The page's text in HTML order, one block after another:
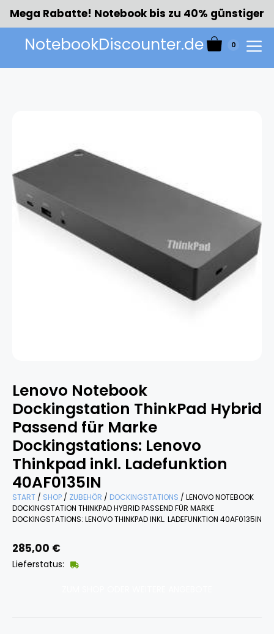
Zum
Inhalt
springen
Mega Rabatte! Notebook bis zu 40% günstiger
NotebookDiscounter.de 0
Menü
Lenovo Notebook
Dockingstation ThinkPad Hybrid
Passend für Marke
Dockingstations: Lenovo
Thinkpad inkl. Ladefunktion
40AF0135IN
START / SHOP / ZUBEHÖR / DOCKINGSTATIONS / LENOVO NOTEBOOK
DOCKINGSTATION THINKPAD HYBRID PASSEND FÜR MARKE
DOCKINGSTATIONS: LENOVO THINKPAD INKL. LADEFUNKTION 40AF0135IN
285,00 €
Lieferstatus: